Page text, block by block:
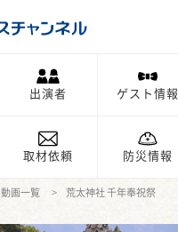
出演者 ゲスト情報
取材依頼 防災情報
動画一覧 荒太神社 千年奉祝祭